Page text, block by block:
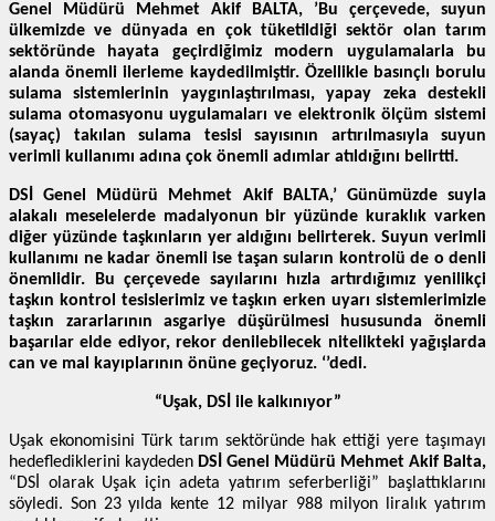
Genel Müdürü Mehmet Akif BALTA, ’Bu çerçevede, suyun
ülkemizde ve dünyada en çok tüketildiği sektör olan tarım
sektöründe hayata geçirdiğimiz modern uygulamalarla bu
alanda önemli ilerleme kaydedilmiştir. Özellikle basınçlı borulu
sulama sistemlerinin yaygınlaştırılması, yapay zeka destekli
sulama otomasyonu uygulamaları ve elektronik ölçüm sistemi
(sayaç) takılan sulama tesisi sayısının artırılmasıyla suyun
verimli kullanımı adına çok önemli adımlar atıldığını belirtti.
DSİ Genel Müdürü Mehmet Akif BALTA,’ Günümüzde suyla
alakalı meselelerde madalyonun bir yüzünde kuraklık varken
diğer yüzünde taşkınların yer aldığını belirterek. Suyun verimli
kullanımı ne kadar önemli ise taşan suların kontrolü de o denli
önemlidir. Bu çerçevede sayılarını hızla artırdığımız yenilikçi
taşkın kontrol tesislerimiz ve taşkın erken uyarı sistemlerimizle
taşkın zararlarının asgariye düşürülmesi hususunda önemli
başarılar elde ediyor, rekor denilebilecek nitelikteki yağışlarda
can ve mal kayıplarının önüne geçiyoruz. ‘’dedi.
“Uşak, DSİ ile kalkınıyor”
Uşak ekonomisini Türk tarım sektöründe hak ettiği yere taşımayı
hedeflediklerini kaydeden DSİ Genel Müdürü Mehmet Akif Balta,
“DSİ olarak Uşak için adeta yatırım seferberliği” başlattıklarını
söyledi. Son 23 yılda kente 12 milyar 988 milyon liralık yatırım